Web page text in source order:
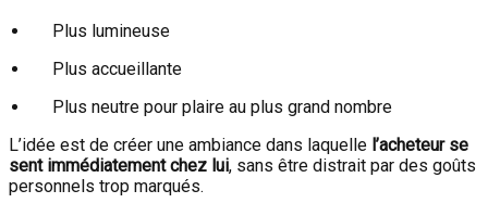
Plus lumineuse
Plus accueillante
Plus neutre pour plaire au plus grand nombre
L’idée est de créer une ambiance dans laquelle l’acheteur se
sent immédiatement chez lui, sans être distrait par des goûts
personnels trop marqués.